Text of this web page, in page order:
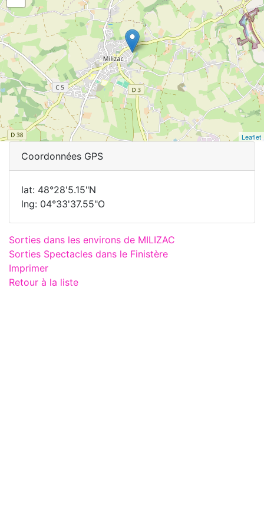
Leaflet
Coordonnées GPS
lat: 48°28'5.15"N
lng: 04°33'37.55"O
Sorties dans les environs de MILIZAC
Sorties Spectacles dans le Finistère
Imprimer
Retour à la liste